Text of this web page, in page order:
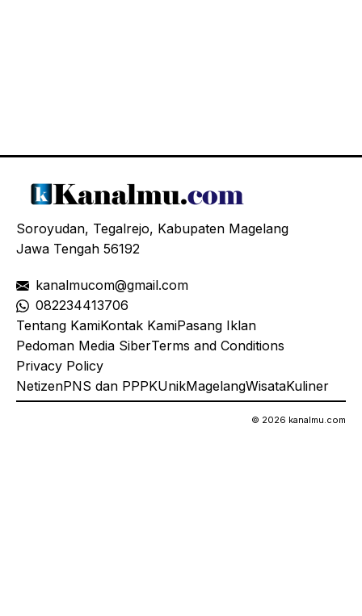
Soroyudan, Tegalrejo, Kabupaten Magelang
Jawa Tengah 56192
kanalmucom@gmail.com
082234413706
Tentang KamiKontak KamiPasang Iklan
Pedoman Media SiberTerms and Conditions
Privacy Policy
NetizenPNS dan PPPKUnikMagelangWisataKuliner
© 2026 kanalmu.com